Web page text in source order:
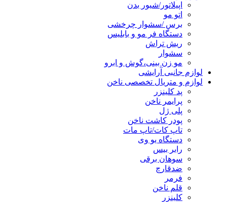
اپیلاتور/شیور بدن
اتو مو
برس /سشوار چرخشی
دستگاه فر مو و بابلیس
ریش تراش
سشوار
مو زن بینی،گوش و ابرو
لوازم جانبی آرایشی
لوازم و متریال تخصصی ناخن
پد کلینزر
پرایمر ناخن
پلی ژل
پودر کاشت ناخن
تاپ کات/تاپ مات
دستگاه یو وی
رابر بیس
سوهان برقی
ضدقارچ
فرمر
قلم ناخن
کلینزر